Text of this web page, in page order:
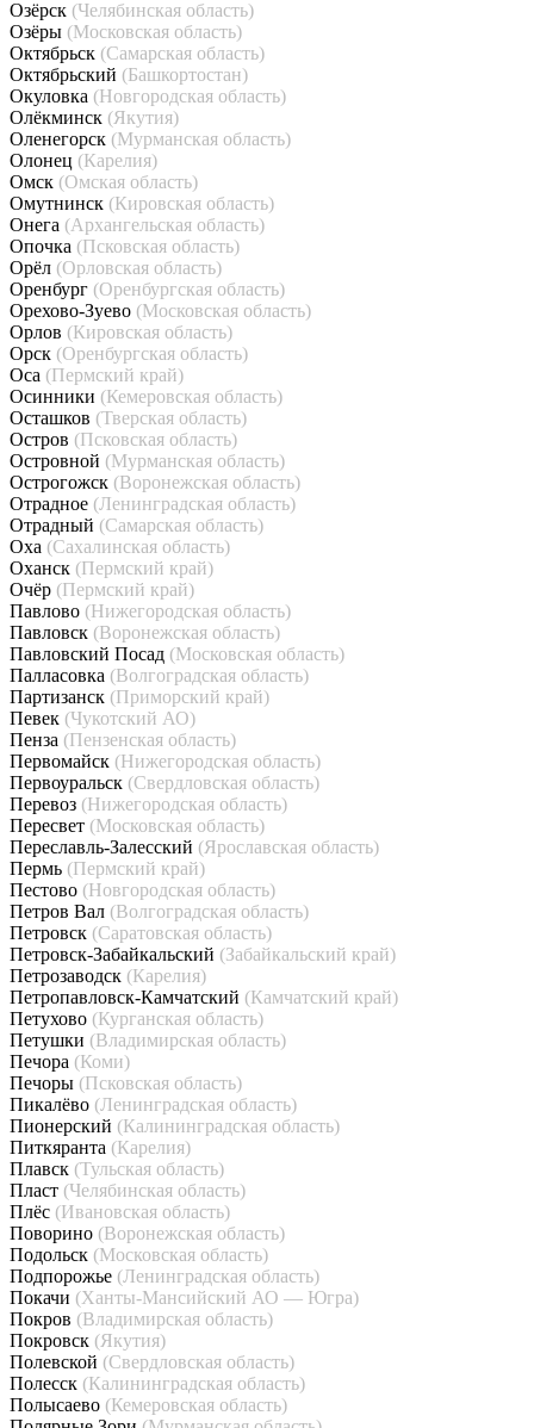
Озёрск (Челябинская область)
Озёры (Московская область)
Октябрьск (Самарская область)
Октябрьский (Башкортостан)
Окуловка (Новгородская область)
Олёкминск (Якутия)
Оленегорск (Мурманская область)
Олонец (Карелия)
Омск (Омская область)
Омутнинск (Кировская область)
Онега (Архангельская область)
Опочка (Псковская область)
Орёл (Орловская область)
Оренбург (Оренбургская область)
Орехово-Зуево (Московская область)
Орлов (Кировская область)
Орск (Оренбургская область)
Оса (Пермский край)
Осинники (Кемеровская область)
Осташков (Тверская область)
Остров (Псковская область)
Островной (Мурманская область)
Острогожск (Воронежская область)
Отрадное (Ленинградская область)
Отрадный (Самарская область)
Оха (Сахалинская область)
Оханск (Пермский край)
Очёр (Пермский край)
Павлово (Нижегородская область)
Павловск (Воронежская область)
Павловский Посад (Московская область)
Палласовка (Волгоградская область)
Партизанск (Приморский край)
Певек (Чукотский АО)
Пенза (Пензенская область)
Первомайск (Нижегородская область)
Первоуральск (Свердловская область)
Перевоз (Нижегородская область)
Пересвет (Московская область)
Переславль-Залесский (Ярославская область)
Пермь (Пермский край)
Пестово (Новгородская область)
Петров Вал (Волгоградская область)
Петровск (Саратовская область)
Петровск-Забайкальский (Забайкальский край)
Петрозаводск (Карелия)
Петропавловск-Камчатский (Камчатский край)
Петухово (Курганская область)
Петушки (Владимирская область)
Печора (Коми)
Печоры (Псковская область)
Пикалёво (Ленинградская область)
Пионерский (Калининградская область)
Питкяранта (Карелия)
Плавск (Тульская область)
Пласт (Челябинская область)
Плёс (Ивановская область)
Поворино (Воронежская область)
Подольск (Московская область)
Подпорожье (Ленинградская область)
Покачи (Ханты-Мансийский АО — Югра)
Покров (Владимирская область)
Покровск (Якутия)
Полевской (Свердловская область)
Полесск (Калининградская область)
Полысаево (Кемеровская область)